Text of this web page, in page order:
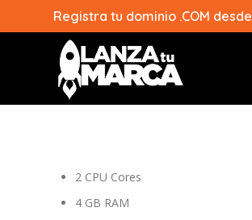
Registra tu dominio .COM
Fully Managed
03
OCT
2 CPU Cores
4 GB RAM